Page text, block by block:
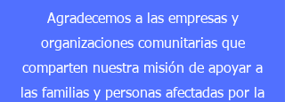
Agradecemos a las empresas y
organizaciones comunitarias que
comparten nuestra misión de apoyar a
las familias y personas afectadas por la